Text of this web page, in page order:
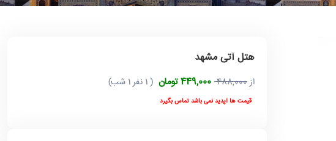
هتل آتی مشهد
از488,000 449,000 تومان ( 1 نفر 1 شب)
قیمت ها آپدید نمی باشد تماس بگیرد